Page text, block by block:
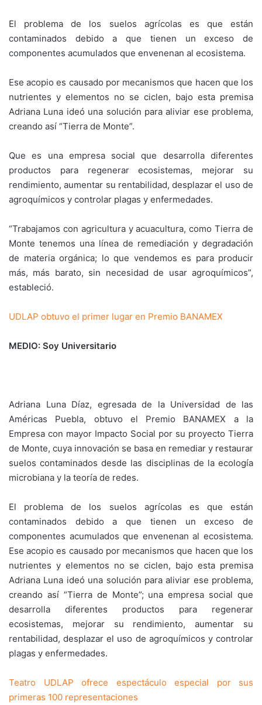
El problema de los suelos agrícolas es que están
contaminados debido a que tienen un exceso de
componentes acumulados que envenenan al ecosistema.
Ese acopio es causado por mecanismos que hacen que los
nutrientes y elementos no se ciclen, bajo esta premisa
Adriana Luna ideó una solución para aliviar ese problema,
creando así “Tierra de Monte”.
Que es una empresa social que desarrolla diferentes
productos para regenerar ecosistemas, mejorar su
rendimiento, aumentar su rentabilidad, desplazar el uso de
agroquímicos y controlar plagas y enfermedades.
“Trabajamos con agricultura y acuacultura, como Tierra de
Monte tenemos una línea de remediación y degradación
de materia orgánica; lo que vendemos es para producir
más, más barato, sin necesidad de usar agroquímicos”,
estableció.
UDLAP obtuvo el primer lugar en Premio BANAMEX
MEDIO: Soy Universitario
Adriana Luna Díaz, egresada de la Universidad de las
Américas Puebla, obtuvo el Premio BANAMEX a la
Empresa con mayor Impacto Social por su proyecto Tierra
de Monte, cuya innovación se basa en remediar y restaurar
suelos contaminados desde las disciplinas de la ecología
microbiana y la teoría de redes.
El problema de los suelos agrícolas es que están
contaminados debido a que tienen un exceso de
componentes acumulados que envenenan al ecosistema.
Ese acopio es causado por mecanismos que hacen que los
nutrientes y elementos no se ciclen, bajo esta premisa
Adriana Luna ideó una solución para aliviar ese problema,
creando así “Tierra de Monte”; una empresa social que
desarrolla diferentes productos para regenerar
ecosistemas, mejorar su rendimiento, aumentar su
rentabilidad, desplazar el uso de agroquímicos y controlar
plagas y enfermedades.
Teatro UDLAP ofrece espectáculo especial por sus
primeras 100 representaciones